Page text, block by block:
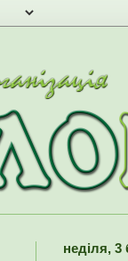
неділя, 3